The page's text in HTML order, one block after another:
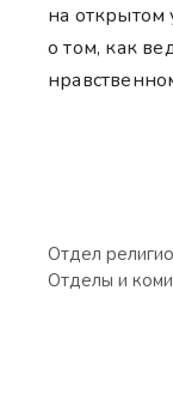
на открытом
о том, как
Отдел
Отделы и